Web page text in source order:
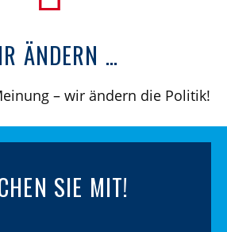
ÄNDERN …
– wir ändern die Politik!
SIE MIT!